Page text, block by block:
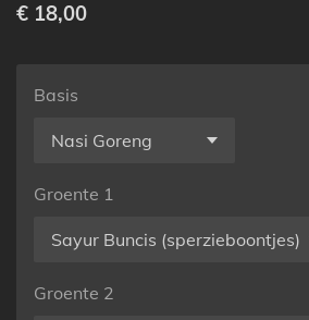
€ 18,00
Basis
Groente 1
Groente 2